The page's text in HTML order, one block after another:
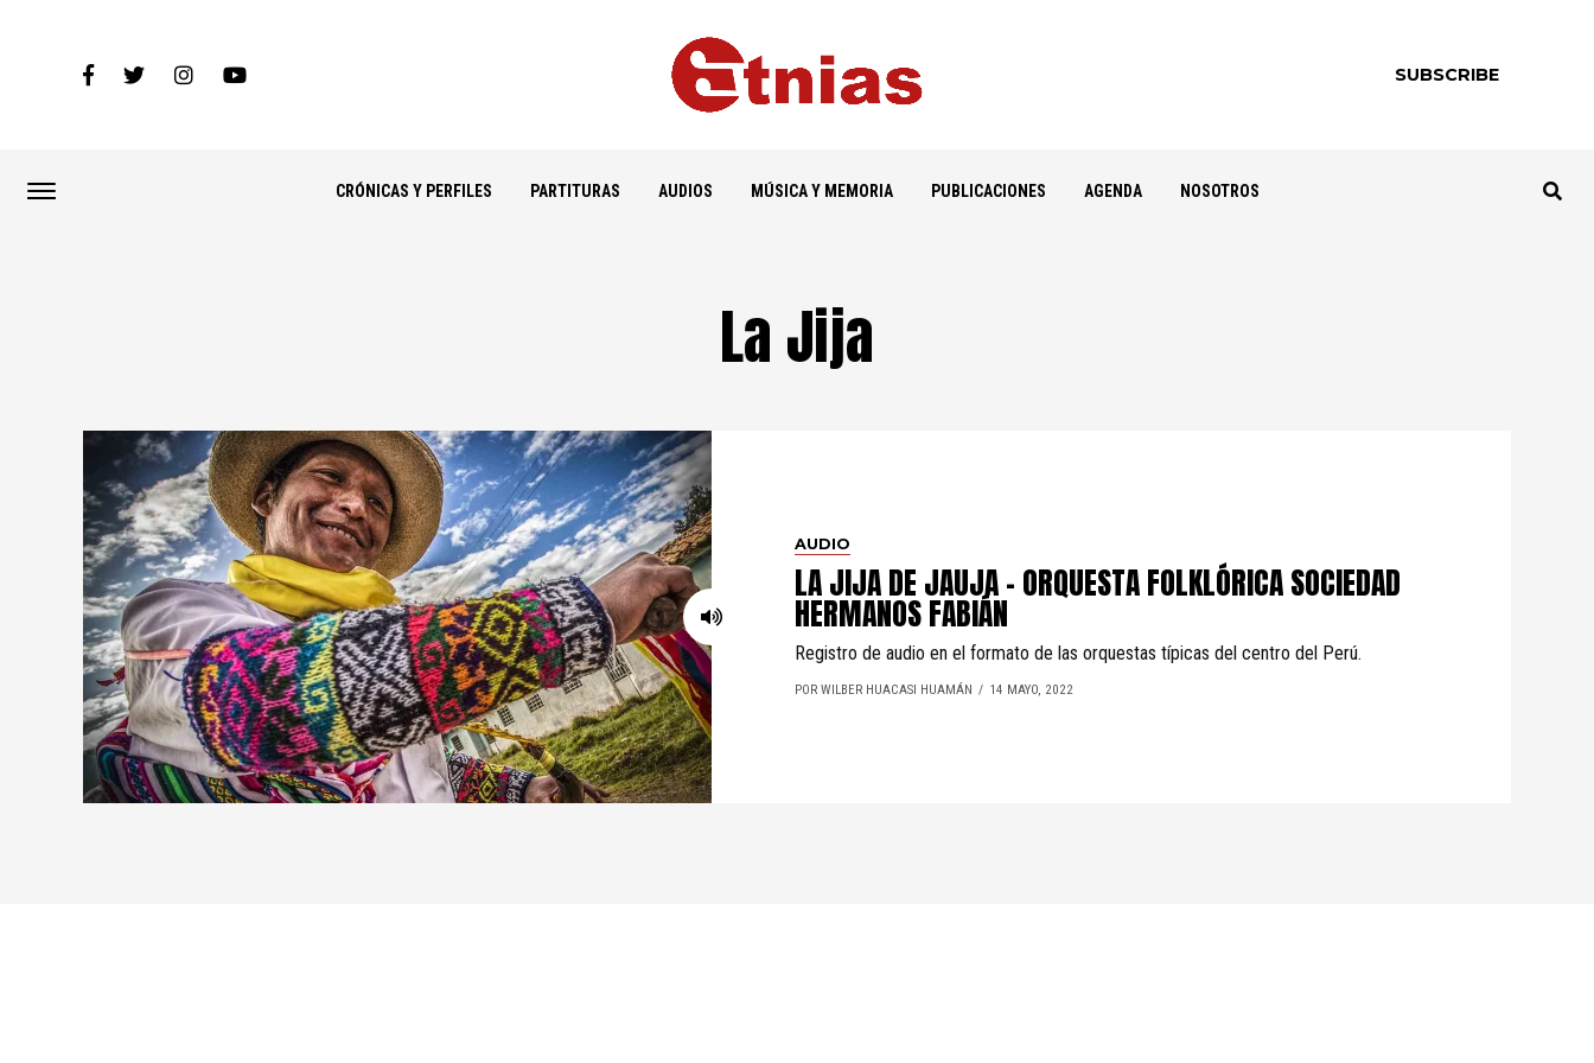
SUBSCRIBE
CRÓNICAS Y PERFILES PARTITURAS AUDIOS MÚSICA Y MEMORIA PUBLICACIONES AGENDA NOSOTROS
La Jija
AUDIO
LA JIJA DE JAUJA – ORQUESTA FOLKLÓRICA SOCIEDAD
HERMANOS FABIÁN
Registro de audio en el formato de las orquestas típicas del centro del Perú.
POR WILBER HUACASI HUAMÁN 14 MAYO, 2022